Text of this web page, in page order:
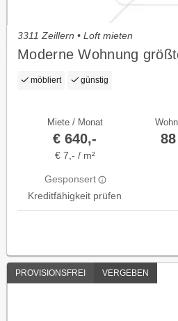
3311 Zeillern • Loft mieten
Moderne Wohnung
möbliert günstig
Miete / Monat
€ 640,-
€ 7,- / m²
Gesponsert
Kreditfähigkeit prüfen
88
PROVISIONSFREI VERGEBEN